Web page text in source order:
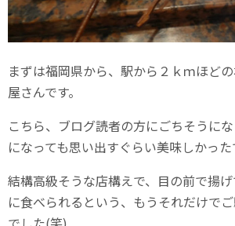
まずは福岡県から、駅から２ｋｍほど
屋さんです。
こちら、ブログ読者の方にごちそうに
になっても思い出すぐらい美味しかった
結構高級そうな店構えで、目の前で揚
に食べられるという、もうそれだけで